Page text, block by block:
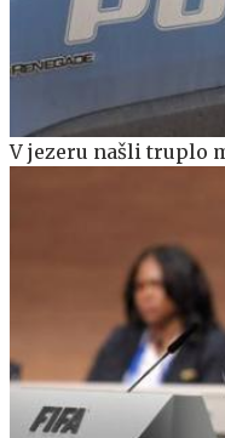
V jezeru našli truplo